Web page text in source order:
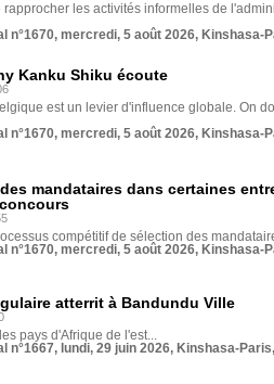
rapprocher les activités informelles de
n°1670, mercredi, 5 août 2026, Kinshasa-
Kanku Shiku écoute
est un levier d'influence globale. On
n°1670, mercredi, 5 août 2026, Kinshasa-
mandataires dans certaines
compétitif de sélection des
n°1670, mercredi, 5 août 2026, Kinshasa-
atterrit à Bandundu Ville
pays d'Afrique de l'est...
n°1667, lundi, 29 juin 2026, Kinshasa-